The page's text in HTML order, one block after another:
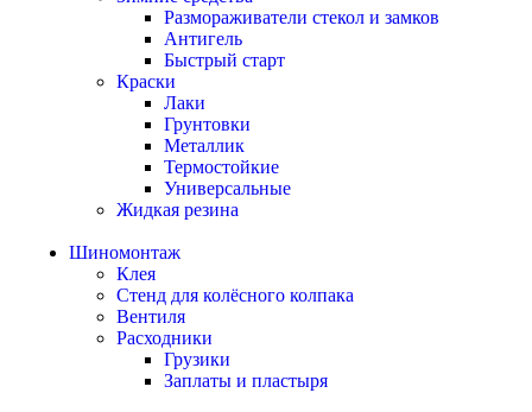
Размораживатели стекол и замков
Антигель
Быстрый старт
Краски
Лаки
Грунтовки
Металлик
Термостойкие
Универсальные
Жидкая резина
Шиномонтаж
Клея
Стенд для колёсного колпака
Вентиля
Расходники
Грузики
Заплаты и пластыря